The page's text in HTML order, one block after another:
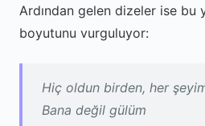
Ardından gelen dizeler ise bu
boyutunu vurguluyor:
Hiç oldun birden, her
Bana değil gülüm